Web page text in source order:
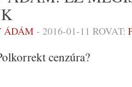
ÁDÁM - 2016-01-11 ROVAT:
cenzúra?